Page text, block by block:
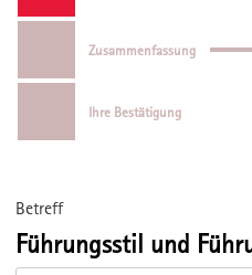
Zusammenfassung
Ihre Bestätigung
Betreff
Führungsstil und